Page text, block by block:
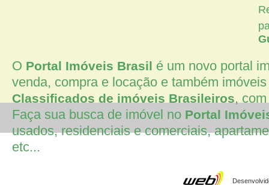
O Portal Imóveis Brasil é um novo portal
venda, compra e locação e também
Classificados de imóveis Brasileiros,
Faça sua busca de imóvel no Portal
usados, residenciais e comerciais,
etc...